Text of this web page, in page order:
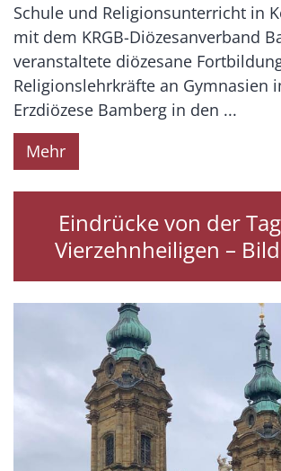
Schule und Religionsunterricht in
mit dem KRGB-Diözesanverband
veranstaltete diözesane
Religionslehrkräfte an Gymnasien
Erzdiözese Bamberg in den ...
Mehr
Eindrücke von der
Vierzehnheiligen –